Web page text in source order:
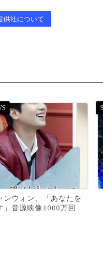
供社について
ンウォン、「あなたを
」音源映像1000万回